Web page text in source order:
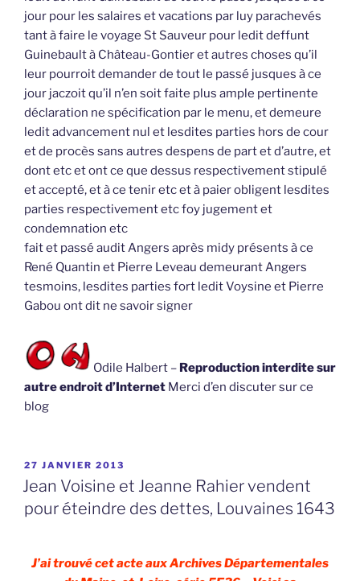
jour pour les salaires et vacations par luy parachevés
tant à faire le voyage St Sauveur pour ledit deffunt
Guinebault à Château-Gontier et autres choses qu’il
leur pourroit demander de tout le passé jusques à ce
jour jaczoit qu’il n’en soit faite plus ample pertinente
déclaration ne spécification par le menu, et demeure
ledit advancement nul et lesdites parties hors de cour
et de procès sans autres despens de part et d’autre, et
dont etc et ont ce que dessus respectivement stipulé
et accepté, et à ce tenir etc et à paier obligent lesdites
parties respectivement etc foy jugement et
condemnation etc
fait et passé audit Angers après midy présents à ce
René Quantin et Pierre Leveau demeurant Angers
tesmoins, lesdites parties fort ledit Voysine et Pierre
Gabou ont dit ne savoir signer
Odile Halbert – Reproduction interdite sur
autre endroit d’Internet Merci d’en discuter sur ce
blog
PUBLIÉ
LE
27 JANVIER 2013
Jean Voisine et Jeanne Rahier vendent
pour éteindre des dettes, Louvaines 1643
J’ai trouvé cet acte aux Archives Départementales